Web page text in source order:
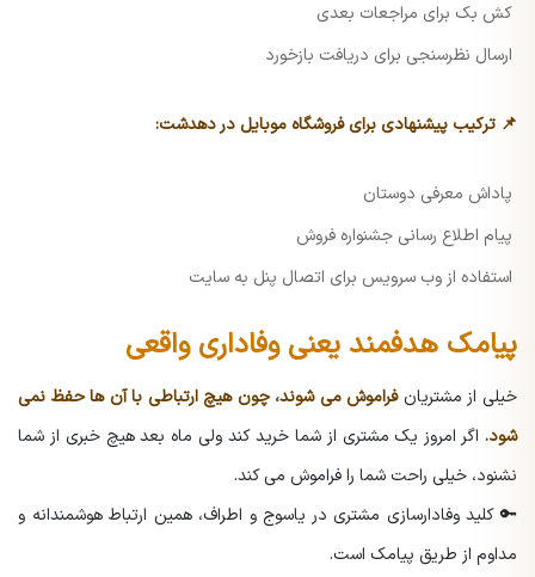
کش بک برای مراجعات بعدی
ارسال نظرسنجی برای دریافت بازخورد
📌 ترکیب پیشنهادی برای فروشگاه موبایل در دهدشت:
پاداش معرفی دوستان
پیام اطلاع رسانی جشنواره فروش
استفاده از وب سرویس برای اتصال پنل به سایت
پیامک هدفمند یعنی وفاداری واقعی
خیلی از مشتریانفراموش می شوند، چون هیچ ارتباطی با آن ها حفظ نمی
شود. اگر امروز یک مشتری از شما خرید کند ولی ماه بعد هیچ خبری از شما
نشنود، خیلی راحت شما را فراموش می کند.
🔑 کلید وفادارسازی مشتری در یاسوج و اطراف، همین ارتباط هوشمندانه و
مداوم از طریق پیامک است.